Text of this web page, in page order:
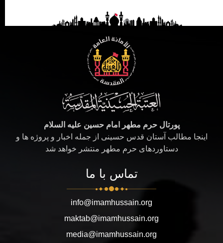
پورتال حرم مطهر امام حسین علیه السلام
اینجا مطالب آستان قدس حسینی از جمله اخبار و پروژه ها و
دستاوردهای حرم مطهر منتشر خواهد شد
تماس با ما
info@imamhussain.org
maktab@imamhussain.org
media@imamhussain.org